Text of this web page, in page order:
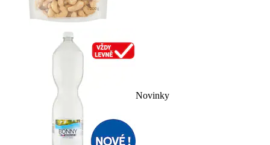
Novinky